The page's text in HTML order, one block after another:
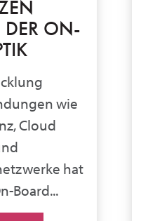
DER ON-
wie
Cloud
hat
Board...